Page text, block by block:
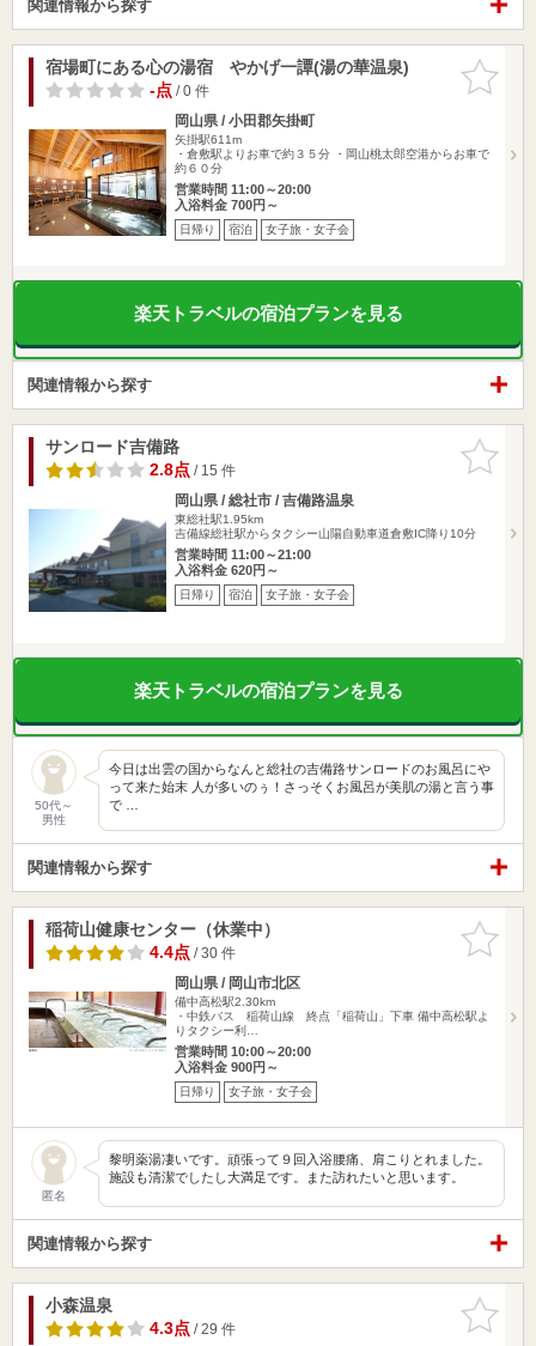
関連情報から探す
お気に入
りに追加
宿場町にある心の湯宿 やかげ一譚(湯の華温泉)
-点/ 0 件
岡山県 / 小田郡矢掛町
矢掛駅611m
・倉敷駅よりお車で約３５分 ・岡山桃太郎空港からお車で
約６０分
営業時間 11:00～20:00
入浴料金 700円～
日帰り 宿泊 女子旅・女子会
楽天トラベルの宿泊プランを見る
関連情報から探す
お気に入
りに追加
サンロード吉備路
2.8点/ 15 件
岡山県 / 総社市 / 吉備路温泉
東総社駅1.95km
吉備線総社駅からタクシー山陽自動車道倉敷IC降り10分
営業時間 11:00～21:00
入浴料金 620円～
日帰り 宿泊 女子旅・女子会
楽天トラベルの宿泊プランを見る
50代～
男性
今日は出雲の国からなんと総社の吉備路サンロードのお風呂にや
って来た始末 人が多いのぅ！さっそくお風呂が美肌の湯と言う事
で …
関連情報から探す
お気に入
りに追加
稲荷山健康センター（休業中）
4.4点/ 30 件
岡山県 / 岡山市北区
備中高松駅2.30km
・中鉄バス 稲荷山線 終点「稲荷山」下車 備中高松駅よ
りタクシー利…
営業時間 10:00～20:00
入浴料金 900円～
日帰り 女子旅・女子会
匿名
黎明薬湯凄いです。頑張って９回入浴腰痛、肩こりとれました。
施設も清潔でしたし大満足です。また訪れたいと思います。
関連情報から探す
お気に入
りに追加
小森温泉
4.3点/ 29 件